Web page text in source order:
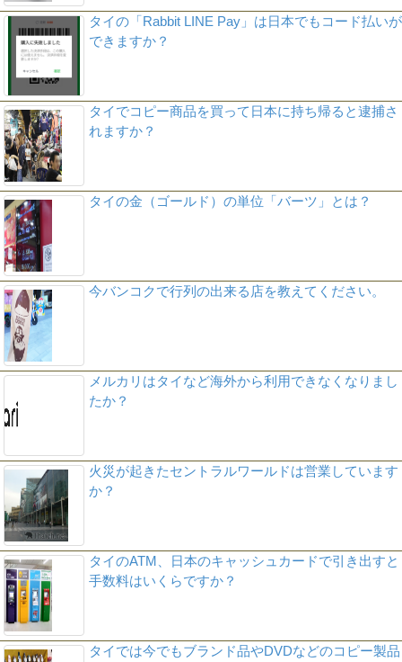
タイの「Rabbit LINE Pay」は日本でもコード払いが
できますか？
タイでコピー商品を買って日本に持ち帰ると逮捕さ
れますか？
タイの金（ゴールド）の単位「バーツ」とは？
今バンコクで行列の出来る店を教えてください。
メルカリはタイなど海外から利用できなくなりまし
たか？
火災が起きたセントラルワールドは営業しています
か？
タイのATM、日本のキャッシュカードで引き出すと
手数料はいくらですか？
タイでは今でもブランド品やDVDなどのコピー製品